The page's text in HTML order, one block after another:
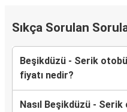
Sıkça Sorulan
Beşikdüzü - Serik
fiyatı nedir?
Nasıl Beşikdüzü -